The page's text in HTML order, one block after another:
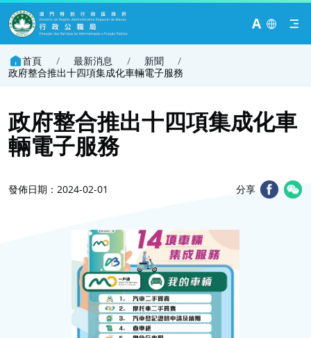
A
首頁 / 最新消息 / 新聞
/
政府整合推出十四項集成化車輛電子服務
政府整合推出十四項集成化車
輛電子服務
發佈日期：2024-02-01 分享